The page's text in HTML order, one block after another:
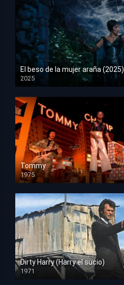
El beso de la mujer araña (2025)
2025
HD 1080p
Tommy
1975
HD 1080p
Dirty Harry (Harry el sucio)
1971
HD 1080p